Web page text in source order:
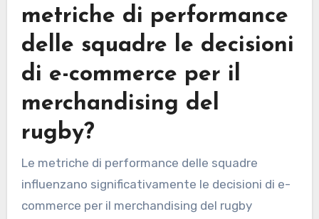
metriche di performance
delle squadre le decisioni
di e-commerce per il
merchandising del
rugby?
Le metriche di performance delle squadre
influenzano significativamente le decisioni di e-
commerce per il merchandising del rugby